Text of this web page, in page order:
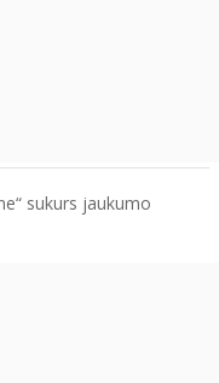
sukurs jaukumo